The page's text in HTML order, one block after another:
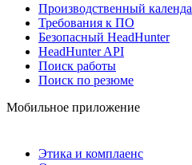
Производственный
Требования к ПО
Безопасный HeadHunter
HeadHunter API
Поиск работы
Поиск по резюме
Мобильное приложение
Этика и комплаенс